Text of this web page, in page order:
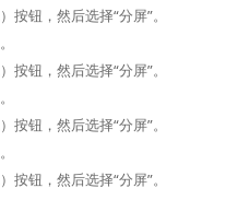
钮，然后选择“分屏”。
钮，然后选择“分屏”。
钮，然后选择“分屏”。
钮，然后选择“分屏”。